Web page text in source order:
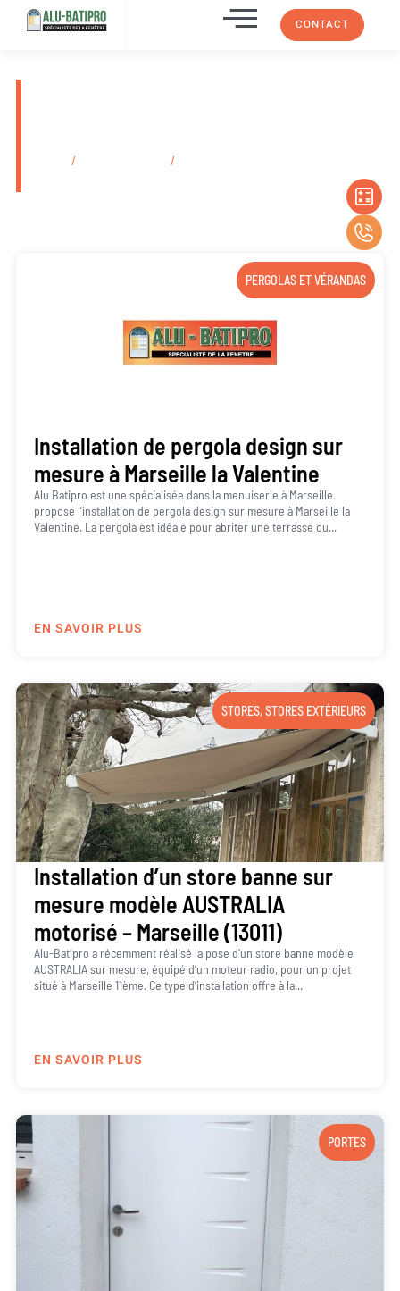
CONTACT
/ /
PERGOLAS ET VÉRANDAS
Installation de pergola design sur
mesure à Marseille la Valentine
Alu Batipro est une spécialisée dans la menuiserie à Marseille
propose l’installation de pergola design sur mesure à Marseille la
Valentine. La pergola est idéale pour abriter une terrasse ou...
EN SAVOIR PLUS
STORES,STORES EXTÉRIEURS
Installation d’un store banne sur
mesure modèle AUSTRALIA
motorisé – Marseille (13011)
Alu-Batipro a récemment réalisé la pose d’un store banne modèle
AUSTRALIA sur mesure, équipé d’un moteur radio, pour un projet
situé à Marseille 11ème. Ce type d’installation offre à la...
EN SAVOIR PLUS
PORTES